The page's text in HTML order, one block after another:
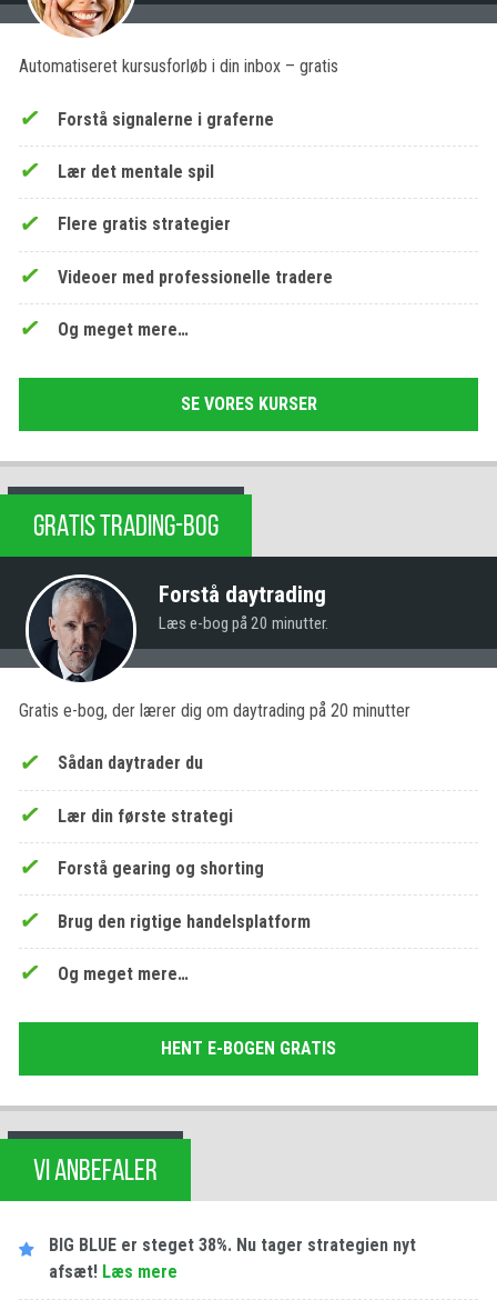
Automatiseret kursusforløb i din inbox – gratis
Forstå signalerne i graferne
Lær det mentale spil
Flere gratis strategier
Videoer med professionelle tradere
Og meget mere…
SE VORES KURSER
GRATIS TRADING-BOG
Forstå daytrading
Læs e-bog på 20 minutter.
Gratis e-bog, der lærer dig om daytrading på 20 minutter
Sådan daytrader du
Lær din første strategi
Forstå gearing og shorting
Brug den rigtige handelsplatform
Og meget mere…
HENT E-BOGEN GRATIS
VI ANBEFALER
BIG BLUE er steget 38%. Nu tager strategien nyt
afsæt! Læs mere